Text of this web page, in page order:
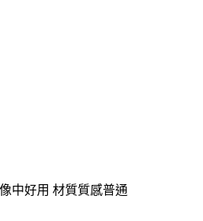
中好用 材質質感普通